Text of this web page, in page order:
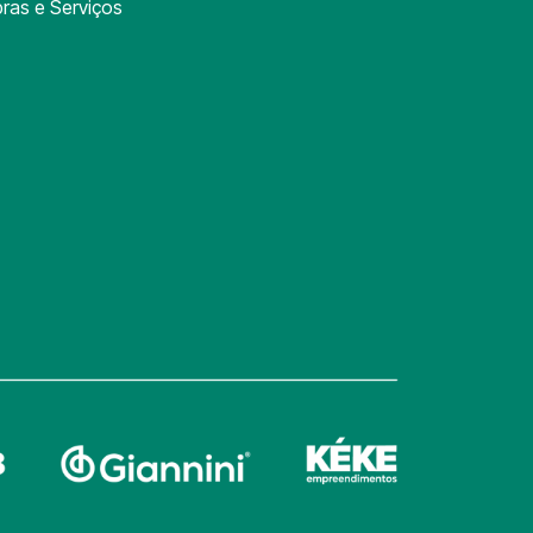
e Serviços